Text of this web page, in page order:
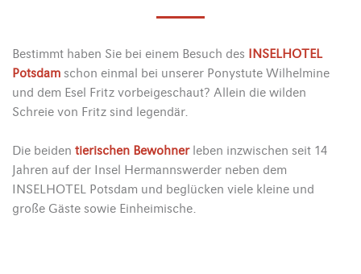
Bestimmt haben Sie bei einem Besuch des INSELHOTEL
Potsdam schon einmal bei unserer Ponystute Wilhelmine
und dem Esel Fritz vorbeigeschaut? Allein die wilden
Schreie von Fritz sind legendär.
Die beiden tierischen Bewohnerleben inzwischen seit 14
Jahren auf der Insel Hermannswerder neben dem
INSELHOTEL Potsdam und beglücken viele kleine und
große Gäste sowie Einheimische.